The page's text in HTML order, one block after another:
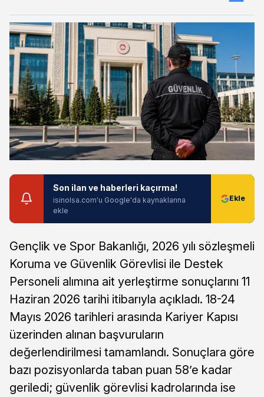
Son ilan ve haberleri kaçırma!
isinolsa.com'u Google'da kaynaklarına
ekle
Gençlik ve Spor Bakanlığı, 2026 yılı sözleşmeli
Koruma ve Güvenlik Görevlisi ile Destek
Personeli alımına ait yerleştirme sonuçlarını 11
Haziran 2026 tarihi itibarıyla açıkladı. 18-24
Mayıs 2026 tarihleri arasında Kariyer Kapısı
üzerinden alınan başvuruların
değerlendirilmesi tamamlandı. Sonuçlara göre
bazı pozisyonlarda taban puan 58’e kadar
geriledi; güvenlik görevlisi kadrolarında ise